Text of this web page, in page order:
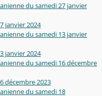
du samedi 27 janvier
janvier 2024
du samedi 13 janvier
janvier 2024
du samedi 16 décembre
décembre 2023
du samedi 18